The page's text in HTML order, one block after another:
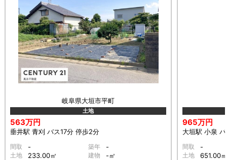
岐阜県大垣市平町
土地
563万円
垂井駅 青刈 バス17分 停歩2分
間取 - 築年 -
土地 233.00㎡ 建物 -㎡
965万円
大垣駅 小泉
間取 -
土地 651.00㎡